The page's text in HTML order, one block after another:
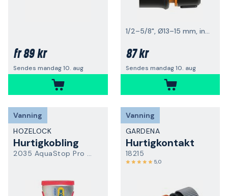
fr89 kr
Sendes mandag 10. aug
1/2–5/8", Ø13–15 mm, innebygd stopp
87 kr
Sendes mandag 10. aug
Vanning
HOZELOCK
Hurtigkobling
2035 AquaStop Pro Metall
Vanning
GARDENA
Hurtigkontakt
18215
5,0